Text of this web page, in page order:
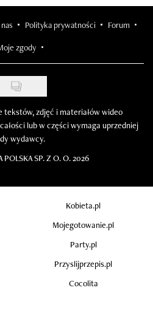
Polityka prywatności Forum
zgody
tekstów, zdjęć i materiałów wideo
lub w części wymaga uprzedniej
wydawcy.
POLSKA SP. Z O. O. 2026
Kobieta.pl
Mojegotowanie.pl
Party.pl
Przyslijprzepis.pl
Cocolita